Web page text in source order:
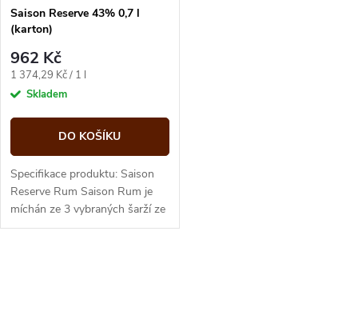
Saison Reserve 43% 0,7 l
(karton)
962 Kč
Měrná
cena:
1 374,29 Kč / 1 l
Skladem
DO KOŠÍKU
Specifikace produktu: Saison
Reserve Rum Saison Rum je
míchán ze 3 vybraných šarží ze
3 míst různého původu: